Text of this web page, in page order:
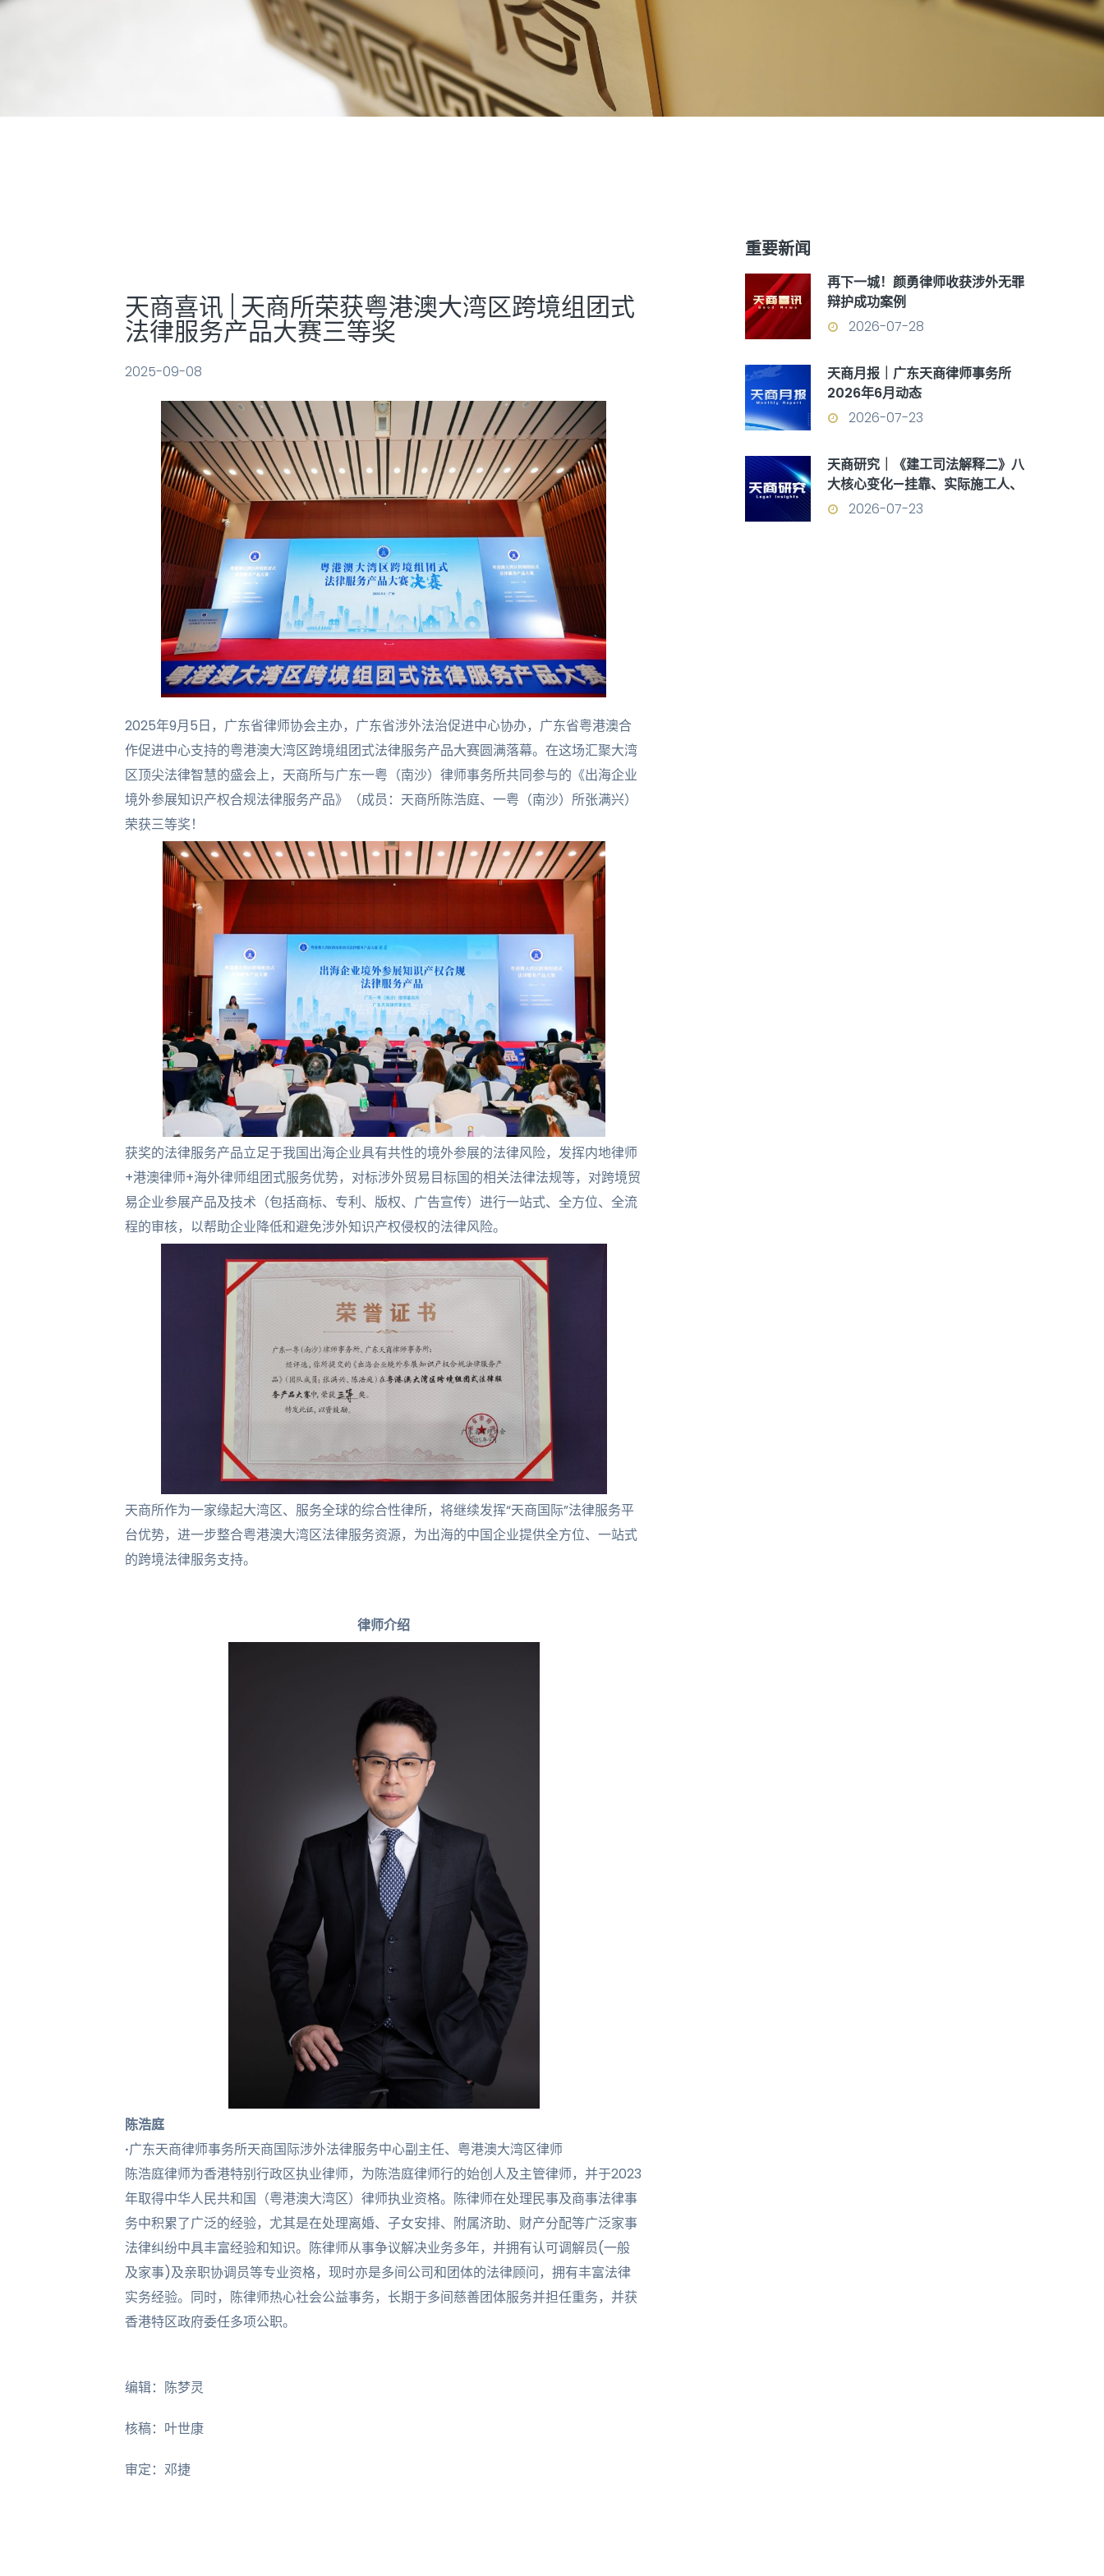
天商喜讯 | 天商所荣获粤港澳大湾区跨境组团式
法律服务产品大赛三等奖
2025-09-08
2025年9月5日，广东省律师协会主办，广东省涉外法治促进中心协办，广东省粤港澳合
作促进中心支持的粤港澳大湾区跨境组团式法律服务产品大赛圆满落幕。在这场汇聚大湾
区顶尖法律智慧的盛会上，天商所与广东一粤（南沙）律师事务所共同参与的《出海企业
境外参展知识产权合规法律服务产品》（成员：天商所陈浩庭、一粤（南沙）所张满兴）
荣获三等奖！
获奖的法律服务产品立足于我国出海企业具有共性的境外参展的法律风险，发挥内地律师
+港澳律师+海外律师组团式服务优势，对标涉外贸易目标国的相关法律法规等，对跨境贸
易企业参展产品及技术（包括商标、专利、版权、广告宣传）进行一站式、全方位、全流
程的审核，以帮助企业降低和避免涉外知识产权侵权的法律风险。
天商所作为一家缘起大湾区、服务全球的综合性律所，将继续发挥“天商国际”法律服务平
台优势，进一步整合粤港澳大湾区法律服务资源，为出海的中国企业提供全方位、一站式
的跨境法律服务支持。
律师介绍
陈浩庭
·广东天商律师事务所天商国际涉外法律服务中心副主任、粤港澳大湾区律师
陈浩庭律师为香港特别行政区执业律师，为陈浩庭律师行的始创人及主管律师，并于2023
年取得中华人民共和国（粤港澳大湾区）律师执业资格。陈律师在处理民事及商事法律事
务中积累了广泛的经验，尤其是在处理离婚、子女安排、附属济助、财产分配等广泛家事
法律纠纷中具丰富经验和知识。陈律师从事争议解决业务多年，并拥有认可调解员(一般
及家事)及亲职协调员等专业资格，现时亦是多间公司和团体的法律顾问，拥有丰富法律
实务经验。同时，陈律师热心社会公益事务，长期于多间慈善团体服务并担任重务，并获
香港特区政府委任多项公职。
编辑：陈梦灵
核稿：叶世康
审定：邓捷
重要新闻
再下一城！颜勇律师收获涉外无罪
辩护成功案例
2026-07-28
天商月报｜广东天商律师事务所
2026年6月动态
2026-07-23
天商研究｜《建工司法解释二》八
大核心变化—挂靠、实际施工人、
优先受偿权全面重构
2026-07-23